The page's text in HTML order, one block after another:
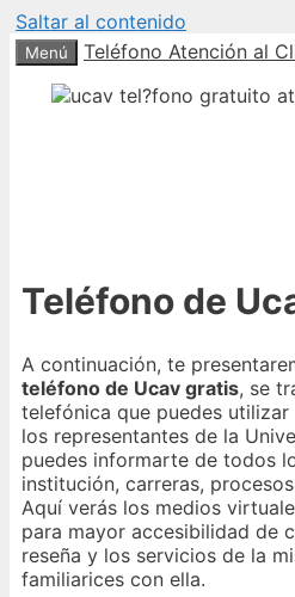
Saltar al contenido
Menú Teléfono Atención al
Teléfono de
A continuación, te
teléfono de Ucav gratis, se
telefónica que puedes
los representantes de la
puedes informarte de todos
institución, carreras,
Aquí verás los medios
para mayor accesibilidad de
reseña y los servicios de la
familiarices con ella.